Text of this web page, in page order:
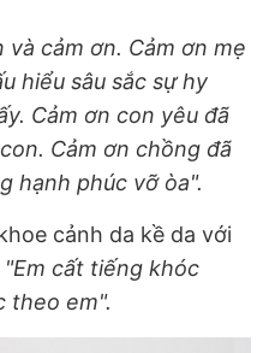
cảm ơn. Cảm ơn mẹ
hiểu sâu sắc sự hy
Cảm ơn con yêu đã
Cảm ơn chồng đã
hạnh phúc vỡ òa".
cảnh da kề da với
"Em cất tiếng khóc
theo em".